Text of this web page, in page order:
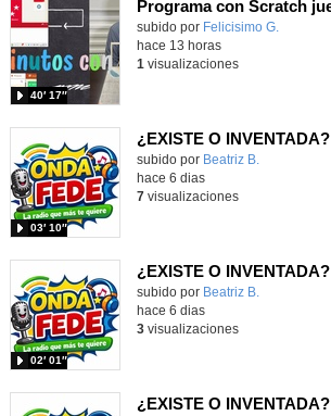
Contenido educativo.
subido por Felicisimo G.
40′ 17″
hace 13 horas
1 visualizaciones
¿EXISTE O INVENTADA?
Contenido educativo.
subido por Beatriz B.
03′ 10″
hace 6 dias
7visualizaciones
¿EXISTE O INVENTADA?
Contenido educativo.
subido por Beatriz B.
02′ 01″
hace 6 dias
3visualizaciones
¿EXISTE O INVENTADA?